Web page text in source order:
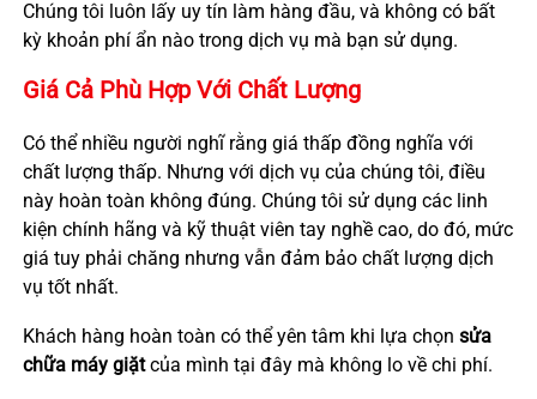
Chúng tôi luôn lấy uy tín làm hàng đầu, và không có bất
kỳ khoản phí ẩn nào trong dịch vụ mà bạn sử dụng.
Giá Cả Phù Hợp Với Chất Lượng
Có thể nhiều người nghĩ rằng giá thấp đồng nghĩa với
chất lượng thấp. Nhưng với dịch vụ của chúng tôi, điều
này hoàn toàn không đúng. Chúng tôi sử dụng các linh
kiện chính hãng và kỹ thuật viên tay nghề cao, do đó, mức
giá tuy phải chăng nhưng vẫn đảm bảo chất lượng dịch
vụ tốt nhất.
Khách hàng hoàn toàn có thể yên tâm khi lựa chọn sửa
chữa máy giặtcủa mình tại đây mà không lo về chi phí.